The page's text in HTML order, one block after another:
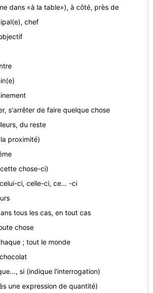
dans «à la table»), à côté, près de
chef
s'arrêter de faire quelque chose
du reste
proximité)
chose-ci)
ci, celle-ci, ce… -ci
tous les cas, en tout cas
chose
; tout le monde
si (indique l'interrogation)
une expression de quantité)